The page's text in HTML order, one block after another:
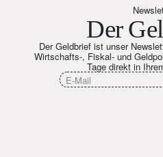
Der
Der Geldbrief ist unser
Wirtschafts-, Fiskal- und
Tage direkt in